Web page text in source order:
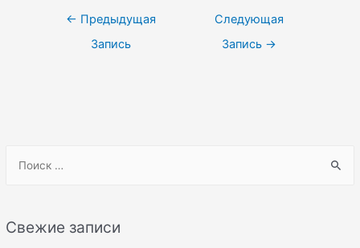
r
Свежие записи
Навигация
← Предыдущая
Запись
Следующая
Запись →